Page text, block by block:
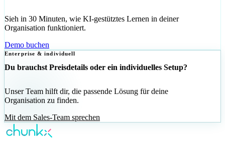
Sieh in 30 Minuten, wie KI-gestütztes Lernen in deiner
Organisation funktioniert.
Demo buchen
Enterprise & individuell
Du brauchst Preisdetails oder ein individuelles Setup?
Unser Team hilft dir, die passende Lösung für deine
Organisation zu finden.
Mit dem Sales-Team sprechen